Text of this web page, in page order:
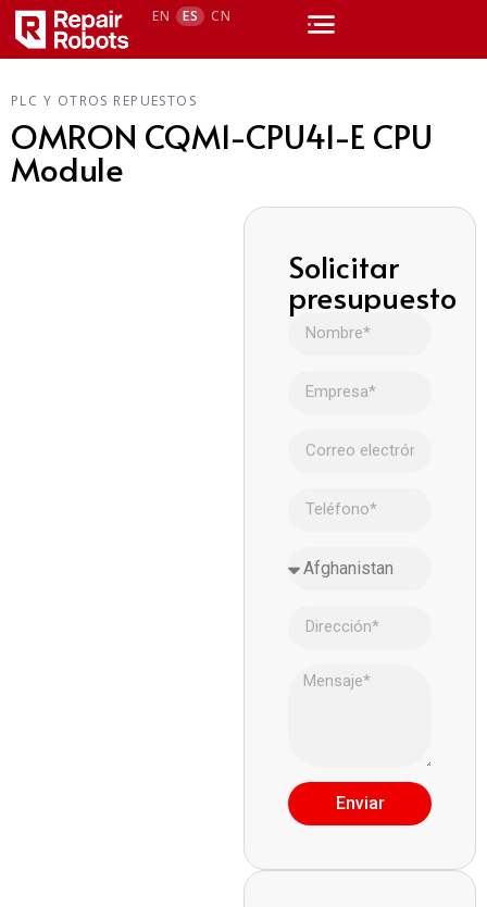
EN ES CN
PLC Y OTROS REPUESTOS
OMRON CQM1-CPU41-E CPU
Module
Solicitar
presupuesto
Enviar